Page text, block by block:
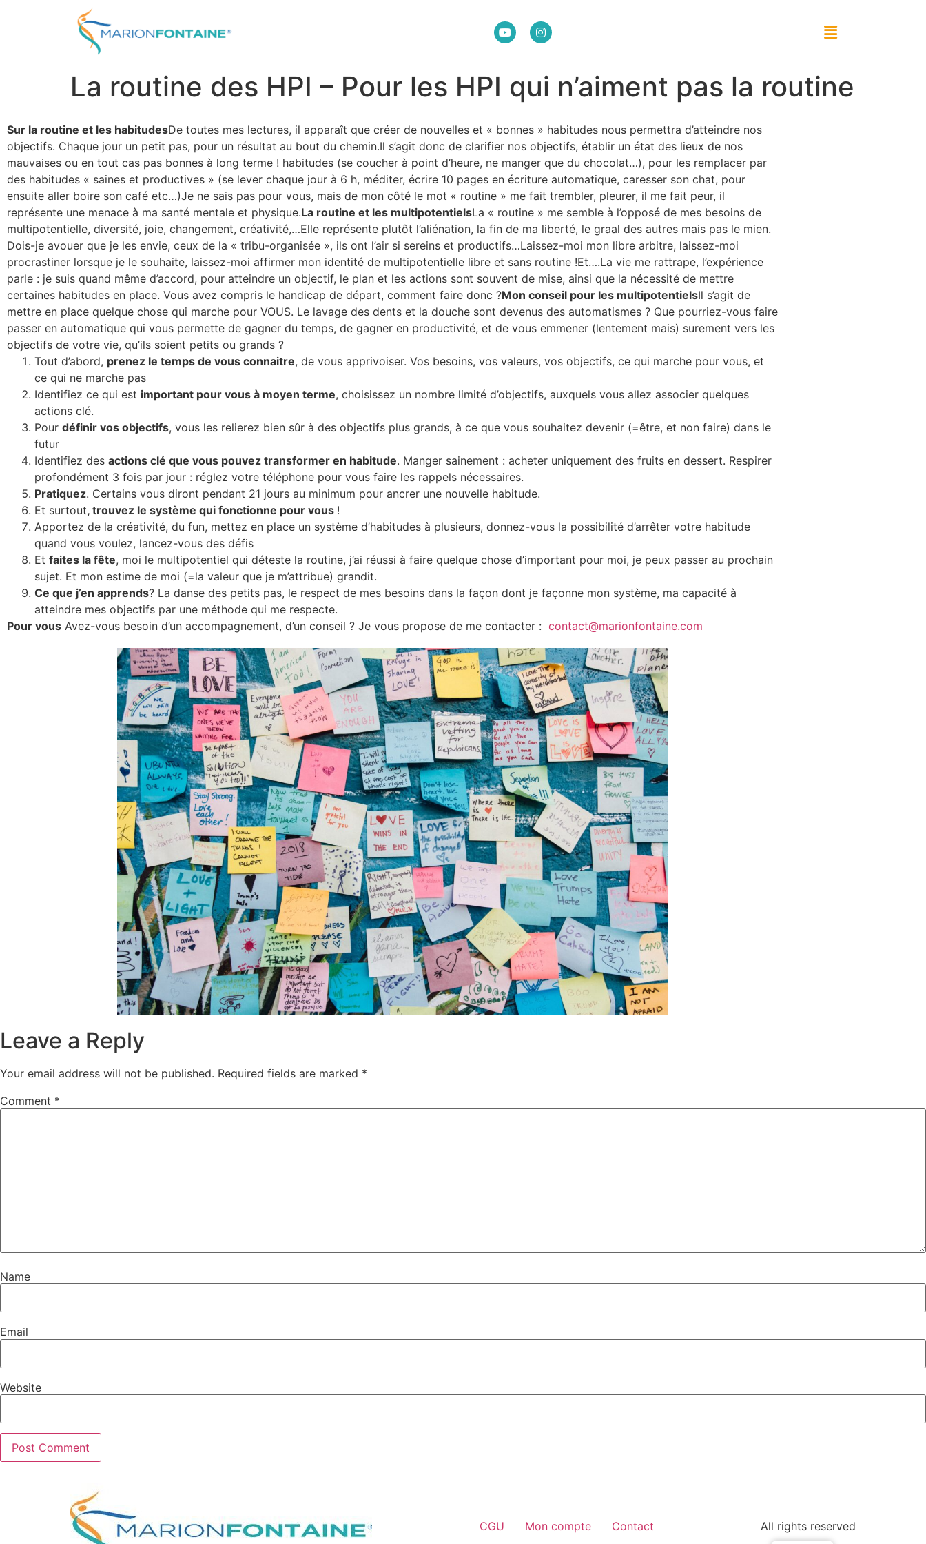
La routine des HPI – Pour les HPI qui n’aiment pas la routine
Sur la routine et les habitudesDe toutes mes lectures, il apparaît que créer de nouvelles et « bonnes » habitudes nous permettra d’atteindre nos
objectifs. Chaque jour un petit pas, pour un résultat au bout du chemin.Il s’agit donc de clarifier nos objectifs, établir un état des lieux de nos
mauvaises ou en tout cas pas bonnes à long terme ! habitudes (se coucher à point d’heure, ne manger que du chocolat…), pour les remplacer par
des habitudes « saines et productives » (se lever chaque jour à 6 h, méditer, écrire 10 pages en écriture automatique, caresser son chat, pour
ensuite aller boire son café etc…)Je ne sais pas pour vous, mais de mon côté le mot « routine » me fait trembler, pleurer, il me fait peur, il
représente une menace à ma santé mentale et physique.La routine et les multipotentielsLa « routine » me semble à l’opposé de mes besoins de
multipotentielle, diversité, joie, changement, créativité,…Elle représente plutôt l’aliénation, la fin de ma liberté, le graal des autres mais pas le mien.
Dois-je avouer que je les envie, ceux de la « tribu-organisée », ils ont l’air si sereins et productifs…Laissez-moi mon libre arbitre, laissez-moi
procrastiner lorsque je le souhaite, laissez-moi affirmer mon identité de multipotentielle libre et sans routine !Et….La vie me rattrape, l’expérience
parle : je suis quand même d’accord, pour atteindre un objectif, le plan et les actions sont souvent de mise, ainsi que la nécessité de mettre
certaines habitudes en place. Vous avez compris le handicap de départ, comment faire donc ?Mon conseil pour les multipotentielsIl s’agit de
mettre en place quelque chose qui marche pour VOUS. Le lavage des dents et la douche sont devenus des automatismes ? Que pourriez-vous faire
passer en automatique qui vous permette de gagner du temps, de gagner en productivité, et de vous emmener (lentement mais) surement vers les
objectifs de votre vie, qu’ils soient petits ou grands ?
Tout d’abord, prenez le temps de vous connaitre, de vous apprivoiser. Vos besoins, vos valeurs, vos objectifs, ce qui marche pour vous, et
ce qui ne marche pas
Identifiez ce qui est important pour vous à moyen terme, choisissez un nombre limité d’objectifs, auxquels vous allez associer quelques
actions clé.
Pour définir vos objectifs, vous les relierez bien sûr à des objectifs plus grands, à ce que vous souhaitez devenir (=être, et non faire) dans le
futur
Identifiez des actions clé que vous pouvez transformer en habitude. Manger sainement : acheter uniquement des fruits en dessert. Respirer
profondément 3 fois par jour : réglez votre téléphone pour vous faire les rappels nécessaires.
Pratiquez. Certains vous diront pendant 21 jours au minimum pour ancrer une nouvelle habitude.
Et surtout, trouvez le système qui fonctionne pour vous !
Apportez de la créativité, du fun, mettez en place un système d’habitudes à plusieurs, donnez-vous la possibilité d’arrêter votre habitude
quand vous voulez, lancez-vous des défis
Et faites la fête, moi le multipotentiel qui déteste la routine, j’ai réussi à faire quelque chose d’important pour moi, je peux passer au prochain
sujet. Et mon estime de moi (=la valeur que je m’attribue) grandit.
Ce que j’en apprends? La danse des petits pas, le respect de mes besoins dans la façon dont je façonne mon système, ma capacité à
atteindre mes objectifs par une méthode qui me respecte.
Pour vous Avez-vous besoin d’un accompagnement, d’un conseil ? Je vous propose de me contacter : contact@marionfontaine.com
Leave a Reply
Your email address will not be published. Required fields are marked *
Comment *
Name
Email
Website
CGU Mon compte Contact All rights reserved